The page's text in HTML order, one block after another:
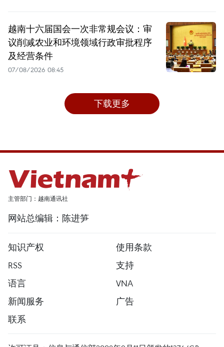
越南十六届国会一次非常规会议：审
议削减农业和环境领域行政审批程序
及经营条件
07/08/2026 08:45
下载更多
主管部门：越南通讯社
网站总编辑：陈进笋
知识产权
使用条款
RSS
支持
语言
VNA
新闻服务
广告
联系